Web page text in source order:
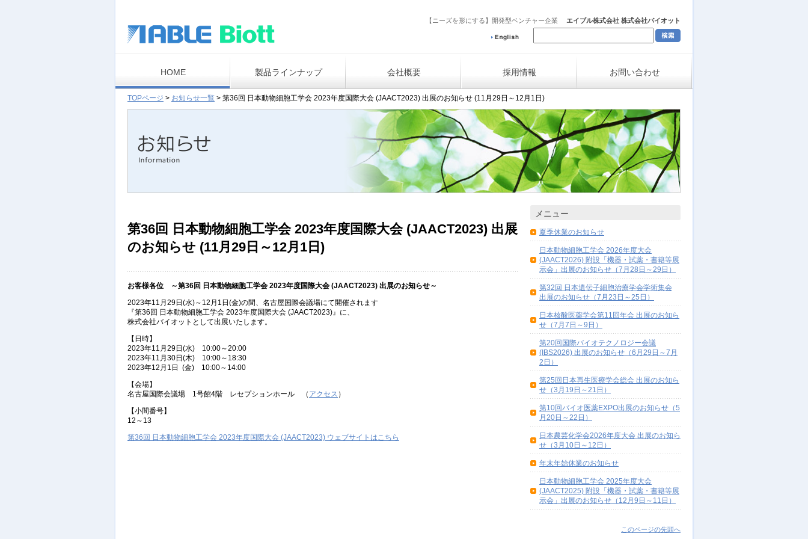
【ニーズを形にする】開発型ベンチャー企業 エイブル株式会社 株式会社バイオット
HOME 製品ラインナップ 会社概要 採用情報 お問い合わせ
TOPページ > お知らせ一覧 > 第36回 日本動物細胞工学会 2023年度国際大会 (JAACT2023) 出展のお知らせ (11月29日～12月1日)
第36回 日本動物細胞工学会 2023年度国際大会 (JAACT2023) 出展
のお知らせ (11月29日～12月1日)
お客様各位 ～第36回 日本動物細胞工学会 2023年度国際大会 (JAACT2023) 出展のお知らせ～
2023年11月29日(水)～12月1日(金)の間、名古屋国際会議場にて開催されます
『第36回 日本動物細胞工学会 2023年度国際大会 (JAACT2023)』に、
株式会社バイオットとして出展いたします。
【日時】
2023年11月29日(水) 10:00～20:00
2023年11月30日(木) 10:00～18:30
2023年12月1日 (金) 10:00～14:00
【会場】
名古屋国際会議場 1号館4階 レセプションホール （ アクセス ）
【小間番号】
12～13
第36回 日本動物細胞工学会 2023年度国際大会 (JAACT2023) ウェブサイトはこちら
メニュー
夏季休業のお知らせ
日本動物細胞工学会 2026年度大会
(JAACT2026) 附設「機器・試薬・書籍等展
示会」出展のお知らせ（7月28日～29日）
第32回 日本遺伝子細胞治療学会学術集会
出展のお知らせ（7月23日～25日）
日本核酸医薬学会第11回年会 出展のお知ら
せ（7月7日～9日）
第20回国際バイオテクノロジー会議
(IBS2026) 出展のお知らせ（6月29日～7月
2日）
第25回日本再生医療学会総会 出展のお知ら
せ（3月19日～21日）
第10回バイオ医薬EXPO出展のお知らせ（5
月20日～22日）
日本農芸化学会2026年度大会 出展のお知ら
せ（3月10日～12日）
年末年始休業のお知らせ
日本動物細胞工学会 2025年度大会
(JAACT2025) 附設「機器・試薬・書籍等展
示会」出展のお知らせ（12月9日～11日）
このページの先頭へ